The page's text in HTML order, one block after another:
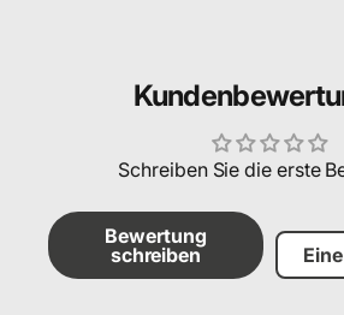
Schreiben Sie die erste
Bewertung
schreiben